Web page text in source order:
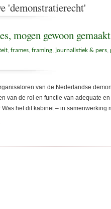
'demonstratierecht'
mogen gewoon
frames framing journalistiek & pers
van de Nederlandse
van de rol en functie van adequate
het dit kabinet – in